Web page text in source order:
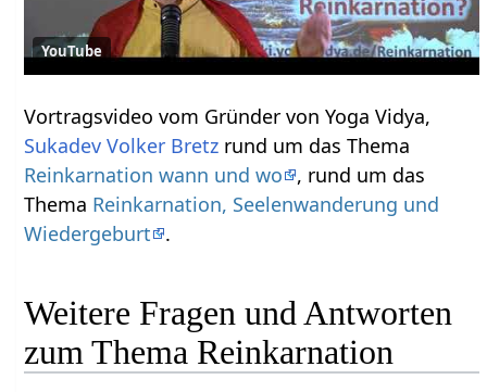
YouTube
Vortragsvideo vom Gründer von Yoga Vidya,
Sukadev Volker Bretz rund um das Thema
Reinkarnation wann und wo
, rund um das
Thema Reinkarnation, Seelenwanderung und
Wiedergeburt
.
Weitere Fragen und Antworten
zum Thema Reinkarnation